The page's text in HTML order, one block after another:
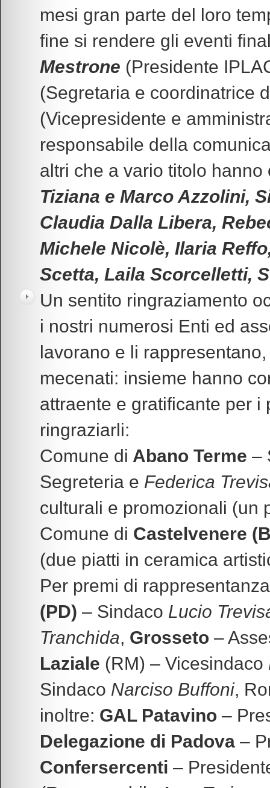
mesi gran parte del loro
fine si rendere gli eventi
Mestrone (Presidente
(Segretaria e coordinatrice
(Vicepresidente e
responsabile della
altri che a vario titolo
Tiziana e Marco Azzolini,
Claudia Dalla Libera,
Michele Nicolè, Ilaria
Scetta, Laila Scorcelletti,
Un sentito ringraziamento
i nostri numerosi Enti ed
lavorano e li
mecenati: insieme hanno
attraente e gratificante per i
ringraziarli:
Comune di Abano Terme –
Segreteria e Federica
culturali e promozionali (un
Comune di Castelvenere
(due piatti in ceramica
Per premi di
(PD) – Sindaco Lucio
Tranchida, Grosseto –
Laziale (RM) – Vicesindaco
Sindaco Narciso Buffoni,
inoltre: GAL Patavino –
Delegazione di Padova –
Confersercenti –